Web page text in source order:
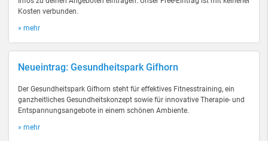
Kosten verbunden.
» mehr
Neueintrag: Gesundheitspark Gifhorn
Der Gesundheitspark Gifhorn steht für effektives Fitnesstraining, ein
ganzheitliches Gesundheitskonzept sowie für innovative Therapie- und
Entspannungsangebote in einem schönen Ambiente.
» mehr